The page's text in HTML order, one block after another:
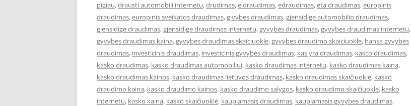
pigiau,drausti automobili internetu,drudimas,e draudimas,edraudimas,eta draudimas,europinis
draudimas,europinis sveikatos draudimas,givybes draudimas,gjensidige automobilio draudimas,
gjensidige draudimas,gjensidige draudimas internetu,gyvybės draudimas,gyvybes draudimas internetu,
gyvybes draudimas kaina,gyvybes draudimas skaiciuokle,gyvybes draudimo skaiciuokle, hansa gyvybės
draudimas, investicinis draudimas, investicinis gyvybės draudimas, kas yra draudimas, kasco draudimas,
kasko draudimas, kasko draudimas automobiliui, kasko draudimas internetu, kasko draudimas kaina,
kasko draudimas kainos, kasko draudimas lietuvos draudimas, kasko draudimas skaičiuoklė, kasko
draudimo kaina, kasko draudimo kainos, kasko draudimo salygos, kasko draudimo skaičiuoklė, kasko
internetu, kasko kaina, kasko skaičiuoklė, kaupiamasis draudimas, kaupiamasis gyvybės draudimas,